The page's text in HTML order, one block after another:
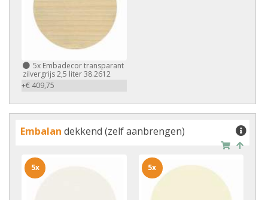
5x Embadecor transparant
zilvergrijs 2,5 liter 38.2612
+€ 409,75
Embalan dekkend (zelf aanbrengen)
5x 5x